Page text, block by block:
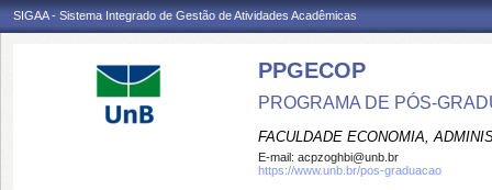
SIGAA - Sistema Integrado de Gestão de Atividades Acadêmicas
PPGECOP
PROGRAMA DE PÓS-
FACULDADE ECONOMIA,
E-mail: acpzoghbi@unb.br
https://www.unb.br/pos-graduacao